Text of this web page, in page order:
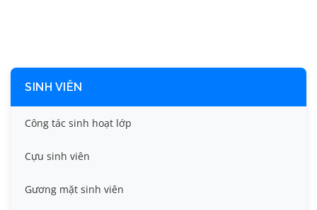
SINH VIÊN
Công tác sinh hoạt lớp
Cựu sinh viên
Gương mặt sinh viên